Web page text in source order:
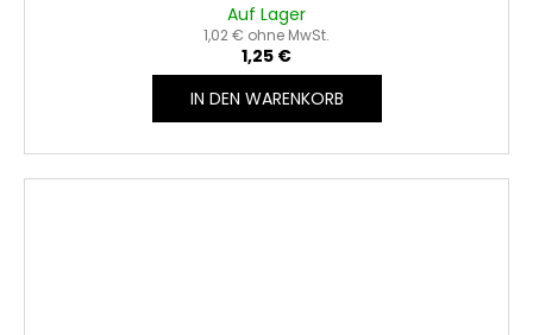
Auf Lager
1,02 € ohne MwSt.
1,25 €
IN DEN WARENKORB